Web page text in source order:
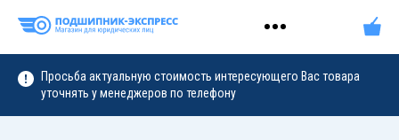
Просьба актуальную стоимость интересующего Вас товара
уточнять у менеджеров по телефону